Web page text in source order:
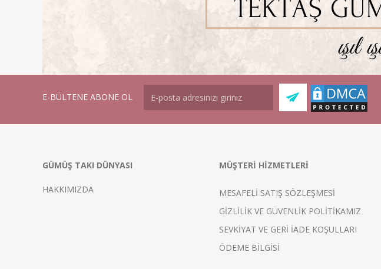
E-BÜLTENE ABONE OL
GÜMÜŞ TAKI DÜNYASI
HAKKIMIZDA
MÜŞTERİ HİZMETLERİ
MESAFELİ SATIŞ SÖZLEŞMESİ
GİZLİLİK VE GÜVENLİK POLİTİKAMIZ
SEVKİYAT VE GERİ İADE KOŞULLARI
ÖDEME BİLGİSİ